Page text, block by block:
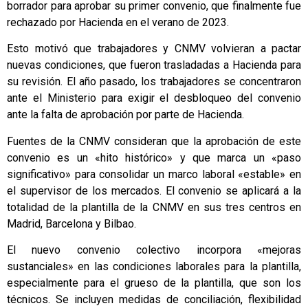
borrador para aprobar su primer convenio, que finalmente fue
rechazado por Hacienda en el verano de 2023.
Esto motivó que trabajadores y CNMV volvieran a pactar
nuevas condiciones, que fueron trasladadas a Hacienda para
su revisión. El año pasado, los trabajadores se concentraron
ante el Ministerio para exigir el desbloqueo del convenio
ante la falta de aprobación por parte de Hacienda.
Fuentes de la CNMV consideran que la aprobación de este
convenio es un «hito histórico» y que marca un «paso
significativo» para consolidar un marco laboral «estable» en
el supervisor de los mercados. El convenio se aplicará a la
totalidad de la plantilla de la CNMV en sus tres centros en
Madrid, Barcelona y Bilbao.
El nuevo convenio colectivo incorpora «mejoras
sustanciales» en las condiciones laborales para la plantilla,
especialmente para el grueso de la plantilla, que son los
técnicos. Se incluyen medidas de conciliación, flexibilidad